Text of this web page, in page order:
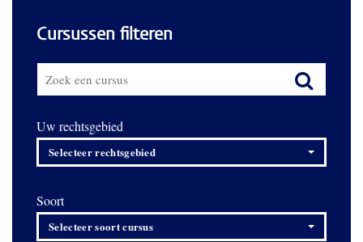
Cursussen filteren
Uw rechtsgebied
Selecteer rechtsgebied
Soort
Selecteer soort cursus